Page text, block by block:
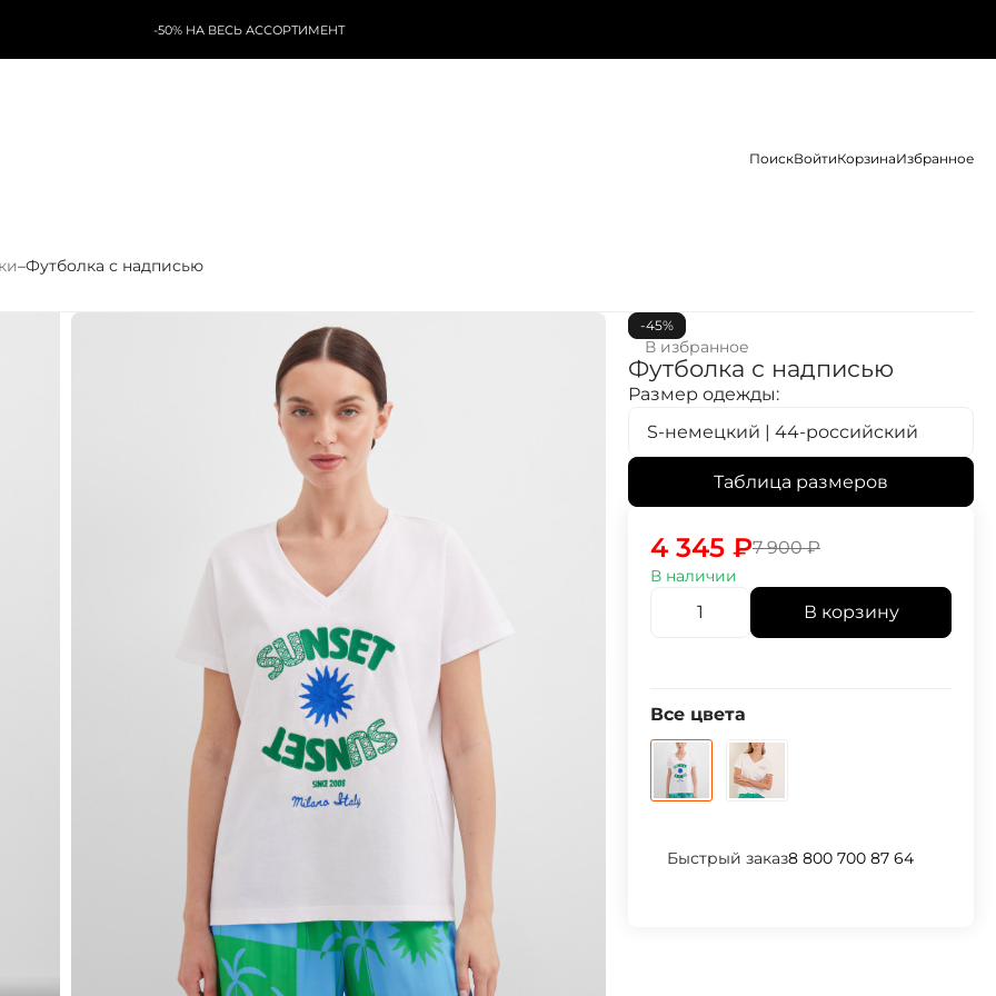
-50% НА ВЕСЬ АССОРТИМЕНТ
ПоискВойтиКорзинаИзбранное
–Футболка с надписью
-45%
В избранное
Футболка с надписью
Размер одежды:
S-немецкий | 44-российский
Таблица размеров
7 900₽
4 345 ₽
В наличии
В корзину
Все цвета
Быстрый заказ8 800 700 87 64